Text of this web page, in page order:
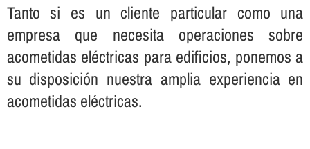
Tanto si es un cliente particular como una
empresa que necesita operaciones sobre
acometidas eléctricas para edificios, ponemos a
su disposición nuestra amplia experiencia en
acometidas eléctricas.